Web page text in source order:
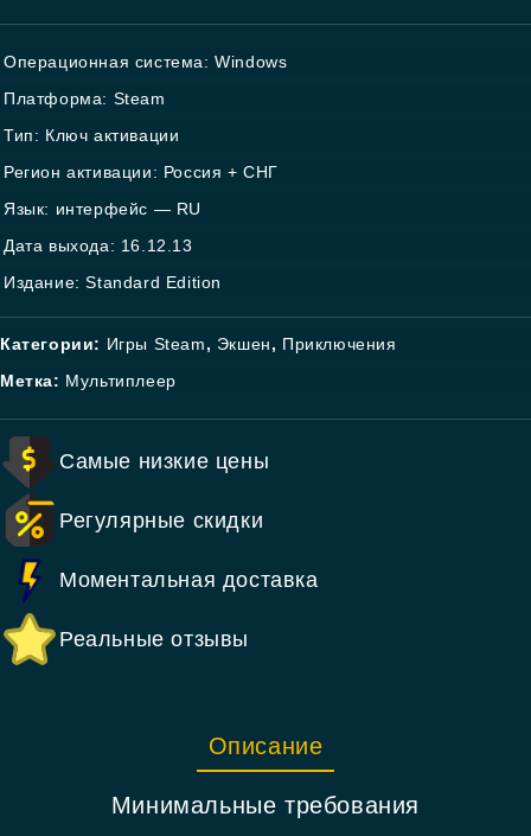
Операционная система: Windows
Платформа: Steam
Тип: Ключ активации
Регион активации: Россия + СНГ
Язык: интерфейс — RU
Дата выхода: 16.12.13
Издание: Standard Edition
Категории: Игры Steam, Экшен, Приключения
Метка: Мультиплеер
Самые низкие цены
Регулярные скидки
Моментальная доставка
Реальные отзывы
Описание
Минимальные требования